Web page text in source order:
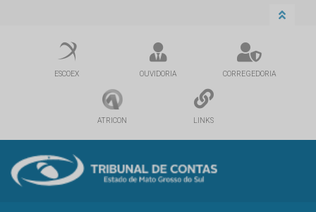
ESCOEX OUVIDORIA CORREGEDORIA
ATRICON LINKS